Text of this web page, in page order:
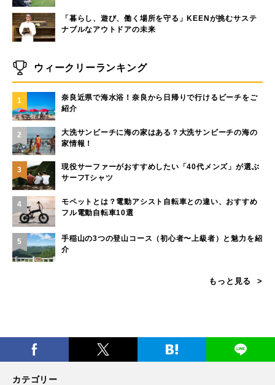
「暮らし、遊び、働く場所を守る」KEENが挑むサステ
ナブルなアウトドアの未来
ウィークリーランキング
1
奈良近県で海水浴！奈良から日帰りで行けるビーチをご
紹介
2
大洗サンビーチに海の家はある？大洗サンビーチの海の
家情報！
3
現役サーファーがおすすめしたい「40代メンズ」が選ぶ
サーフTシャツ
4
モペットとは？電動アシスト自転車との違い、おすすめ
フル電動自転車10選
5
手稲山の3つの登山コース（初心者〜上級者）と魅力を紹
介
もっと見る
カテゴリー